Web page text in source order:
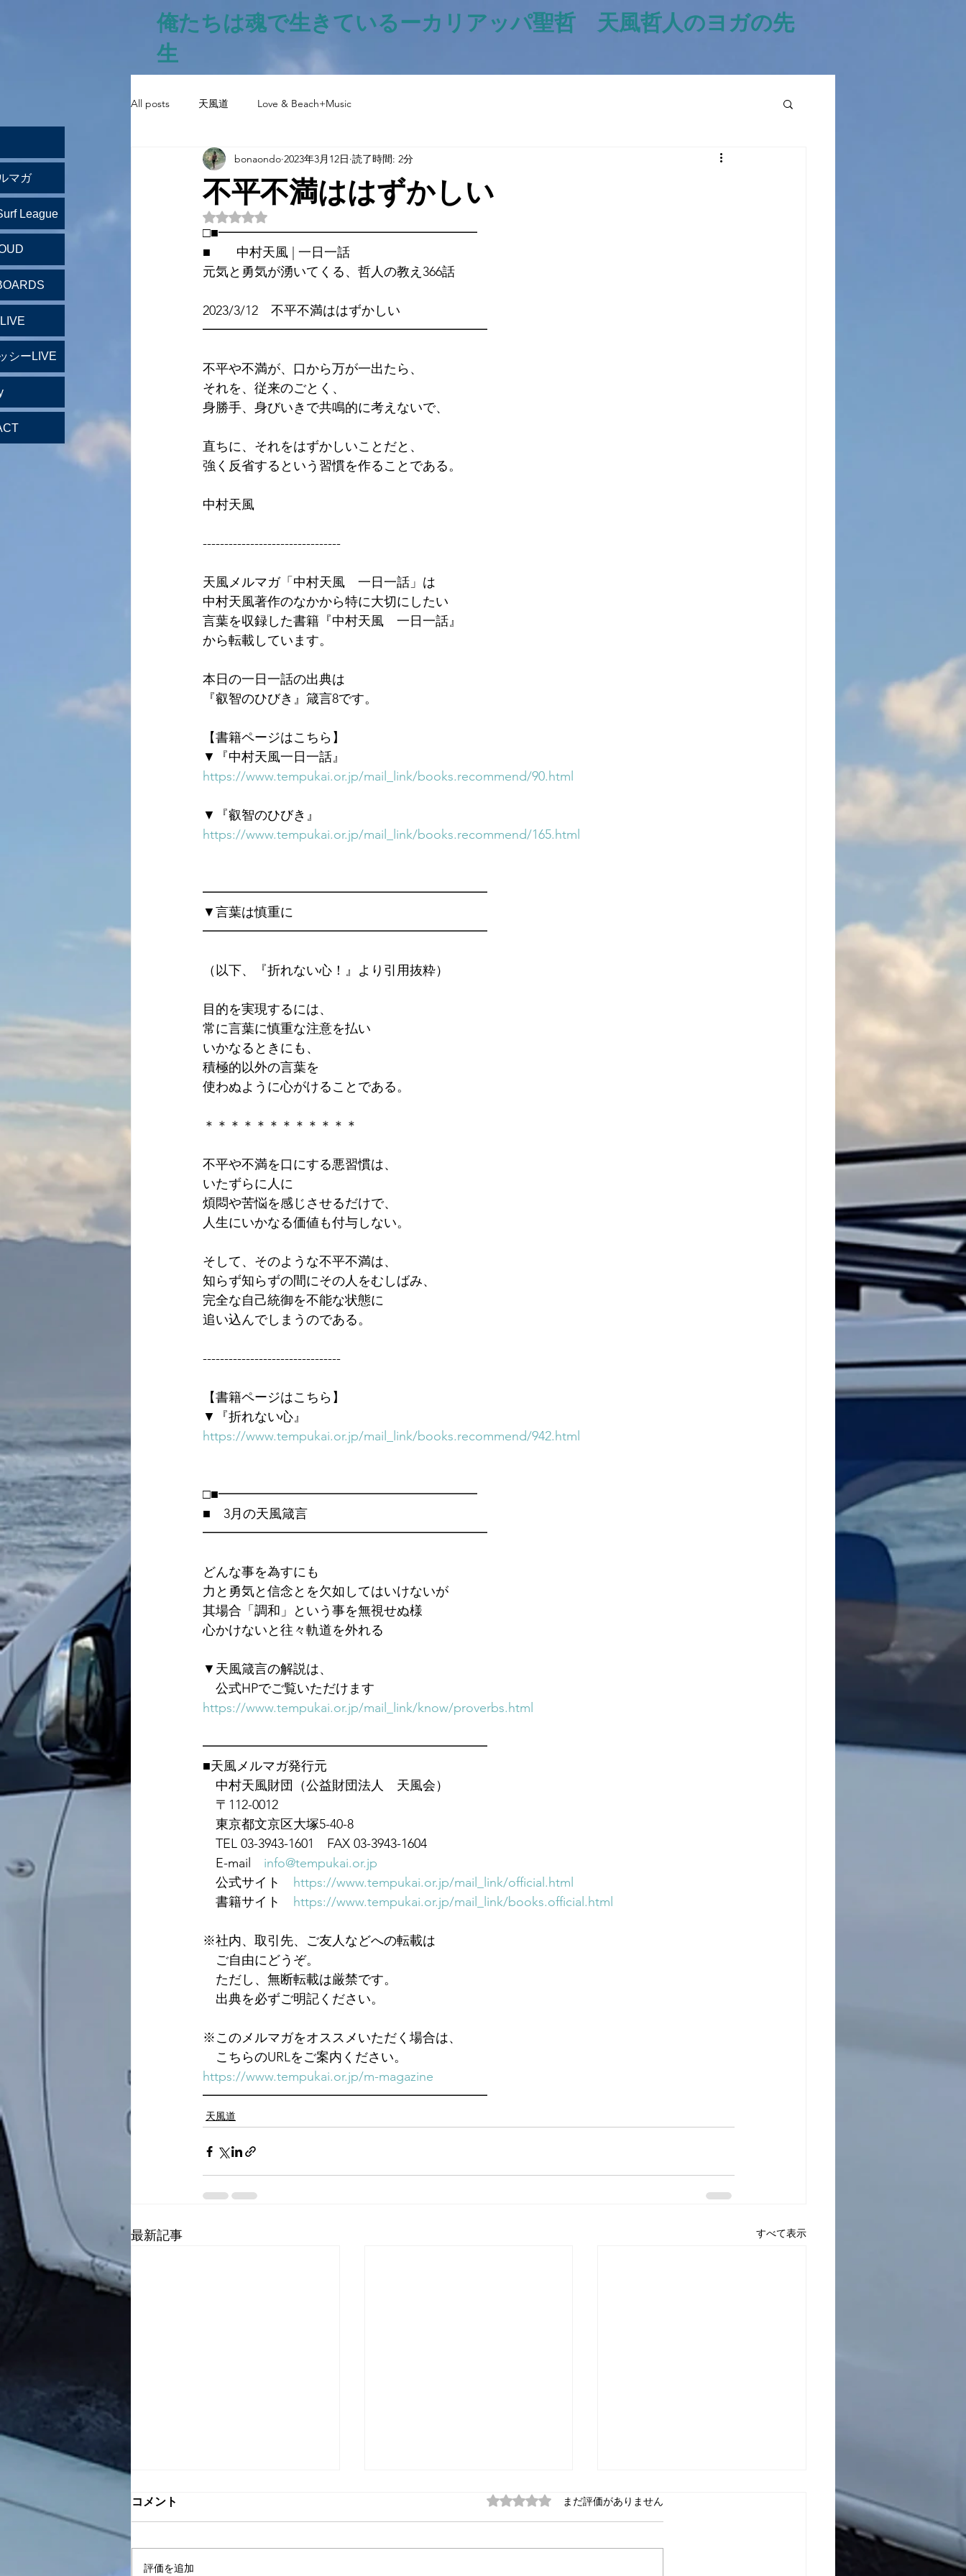
俺たちは魂で生きているー​カリアッパ聖哲 天風哲人のヨガの先
生
All posts 天風道 Love & Beach+Music
不平不満ははずかしい
bonaondo 2023年3月12日 読了時間: 2分
5つ星のうちNaNと評価されています。
□■━━━━━━━━━━━━━━━━━━━━
■　　中村天風 | 一日一話
元気と勇気が湧いてくる、哲人の教え366話
2023/3/12　不平不満ははずかしい
━━━━━━━━━━━━━━━━━━━━━━
不平や不満が、口から万が一出たら、
それを、従来のごとく、
身勝手、身びいきで共鳴的に考えないで、
直ちに、それをはずかしいことだと、
強く反省するという習慣を作ることである。
中村天風
--------------------------------
天風メルマガ「中村天風　一日一話」は
中村天風著作のなかから特に大切にしたい
言葉を収録した書籍『中村天風　一日一話』
から転載しています。
本日の一日一話の出典は
『叡智のひびき』箴言8です。
【書籍ページはこちら】
▼『中村天風一日一話』
https://www.tempukai.or.jp/mail_link/books.recommend/90.html
▼『叡智のひびき』
https://www.tempukai.or.jp/mail_link/books.recommend/165.html
━━━━━━━━━━━━━━━━━━━━━━
▼言葉は慎重に
━━━━━━━━━━━━━━━━━━━━━━
（以下、『折れない心！』より引用抜粋）
目的を実現するには、
常に言葉に慎重な注意を払い
いかなるときにも、
積極的以外の言葉を
使わぬように心がけることである。
＊＊＊＊＊＊＊＊＊＊＊＊
不平や不満を口にする悪習慣は、
いたずらに人に
煩悶や苦悩を感じさせるだけで、
人生にいかなる価値も付与しない。
そして、そのような不平不満は、
知らず知らずの間にその人をむしばみ、
完全な自己統御を不能な状態に
追い込んでしまうのである。
--------------------------------
【書籍ページはこちら】
▼『折れない心』
https://www.tempukai.or.jp/mail_link/books.recommend/942.html
□■━━━━━━━━━━━━━━━━━━━━
■　3月の天風箴言
━━━━━━━━━━━━━━━━━━━━━━
どんな事を為すにも
力と勇気と信念とを欠如してはいけないが
其場合「調和」という事を無視せぬ様
心かけないと往々軌道を外れる
▼天風箴言の解説は、
公式HPでご覧いただけます
https://www.tempukai.or.jp/mail_link/know/proverbs.html
━━━━━━━━━━━━━━━━━━━━━━
■天風メルマガ発行元
中村天風財団（公益財団法人　天風会）
〒112-0012
東京都文京区大塚5-40-8
TEL 03-3943-1601　FAX 03-3943-1604
E-mail info@tempukai.or.jp
公式サイト https://www.tempukai.or.jp/mail_link/official.html
書籍サイト https://www.tempukai.or.jp/mail_link/books.official.html
※社内、取引先、ご友人などへの転載は
ご自由にどうぞ。
ただし、無断転載は厳禁です。
出典を必ずご明記ください。
※このメルマガをオススメいただく場合は、
こちらのURLをご案内ください。
https://www.tempukai.or.jp/m-magazine
━━━━━━━━━━━━━━━━━━━━━━
天風道
最新記事 すべて表示
自然は命の故郷
□■━━━━━━━━━━━━━
一日一話 元気と勇気が湧いてく
□■━━━━━━━━━━━━━
「悩み」と縁を切るために
□■━━━━━━━━━━━━━
コメント 5つ星のうち0と評価されています。
まだ評価がありません
評価を追加
マガ
League
シーLIVE